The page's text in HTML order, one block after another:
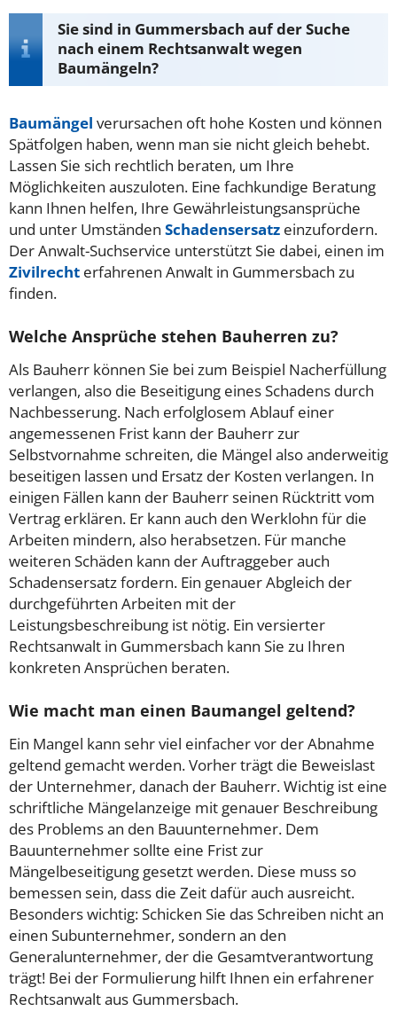
Sie sind in Gummersbach auf der Suche
nach einem Rechtsanwalt wegen
Baumängeln?
Baumängel verursachen oft hohe Kosten und können
Spätfolgen haben, wenn man sie nicht gleich behebt.
Lassen Sie sich rechtlich beraten, um Ihre
Möglichkeiten auszuloten. Eine fachkundige Beratung
kann Ihnen helfen, Ihre Gewährleistungsansprüche
und unter Umständen Schadensersatz einzufordern.
Der Anwalt-Suchservice unterstützt Sie dabei, einen im
Zivilrecht erfahrenen Anwalt in Gummersbach zu
finden.
Welche Ansprüche stehen Bauherren zu?
Als Bauherr können Sie bei zum Beispiel Nacherfüllung
verlangen, also die Beseitigung eines Schadens durch
Nachbesserung. Nach erfolglosem Ablauf einer
angemessenen Frist kann der Bauherr zur
Selbstvornahme schreiten, die Mängel also anderweitig
beseitigen lassen und Ersatz der Kosten verlangen. In
einigen Fällen kann der Bauherr seinen Rücktritt vom
Vertrag erklären. Er kann auch den Werklohn für die
Arbeiten mindern, also herabsetzen. Für manche
weiteren Schäden kann der Auftraggeber auch
Schadensersatz fordern. Ein genauer Abgleich der
durchgeführten Arbeiten mit der
Leistungsbeschreibung ist nötig. Ein versierter
Rechtsanwalt in Gummersbach kann Sie zu Ihren
konkreten Ansprüchen beraten.
Wie macht man einen Baumangel geltend?
Ein Mangel kann sehr viel einfacher vor der Abnahme
geltend gemacht werden. Vorher trägt die Beweislast
der Unternehmer, danach der Bauherr. Wichtig ist eine
schriftliche Mängelanzeige mit genauer Beschreibung
des Problems an den Bauunternehmer. Dem
Bauunternehmer sollte eine Frist zur
Mängelbeseitigung gesetzt werden. Diese muss so
bemessen sein, dass die Zeit dafür auch ausreicht.
Besonders wichtig: Schicken Sie das Schreiben nicht an
einen Subunternehmer, sondern an den
Generalunternehmer, der die Gesamtverantwortung
trägt! Bei der Formulierung hilft Ihnen ein erfahrener
Rechtsanwalt aus Gummersbach.